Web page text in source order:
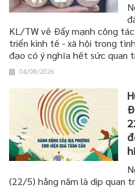
KL/TW về Đẩy mạnh công
triển kinh tế - xã hội trong
đạo có ý nghĩa hết sức quan
04/08/2026
(22/5) hằng năm là dịp quan